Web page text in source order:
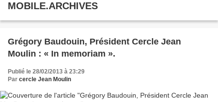
MOBILE.ARCHIVES
Grégory Baudouin, Président Cercle Jean
Moulin : « In memoriam ».
Publié le 28/02/2013 à 23:29
Par cercle Jean Moulin